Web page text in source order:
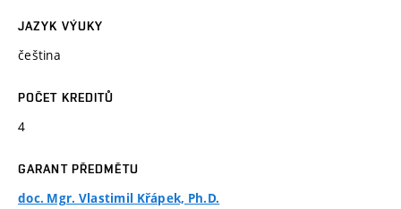
JAZYK VÝUKY
čeština
POČET KREDITŮ
4
GARANT PŘEDMĚTU
doc. Mgr. Vlastimil Křápek, Ph.D.